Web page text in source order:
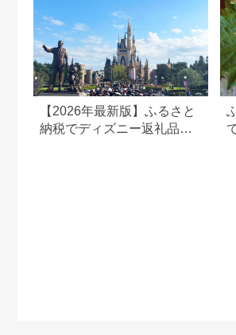
【2026年最新版】ふるさと
納税でディズニー返礼品は